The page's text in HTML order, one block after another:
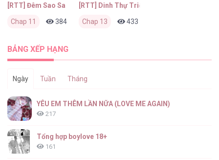
[RTT] Đêm Sao Sa
Chap 11 384 0 2 tháng trước
[RTT] Dinh Thự Triệu Hồi Ác Quỷ
Chap 13 433
BẢNG XẾP HẠNG
Ngày Tuần Tháng
YÊU EM THÊM LẦN NỮA (LOVE ME AGAIN)
217
Tổng hợp boylove 18+
161